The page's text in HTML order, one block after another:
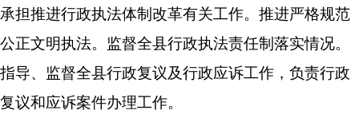
承担推进行政执法体制改革有关工作。推进严格规范
公正文明执法。监督全县行政执法责任制落实情况。
指导、监督全县行政复议及行政应诉工作，负责行政
复议和应诉案件办理工作。